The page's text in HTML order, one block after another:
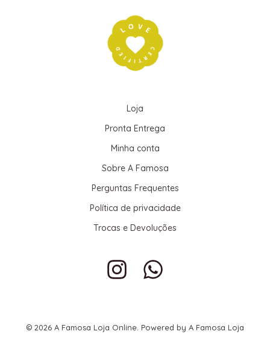
Loja
Pronta Entrega
Minha conta
Sobre A Famosa
Perguntas Frequentes
Política de privacidade
Trocas e Devoluções
© 2026 A Famosa Loja Online. Powered by A Famosa Loja